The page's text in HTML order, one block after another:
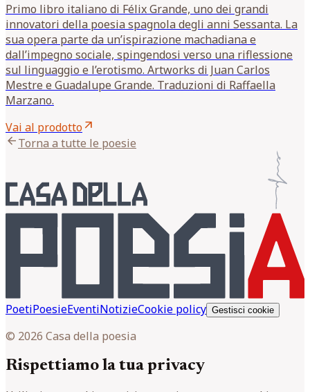
Primo libro italiano di Félix Grande, uno dei grandi
innovatori della poesia spagnola degli anni Sessanta. La
sua opera parte da un’ispirazione machadiana e
dall’impegno sociale, spingendosi verso una riflessione
sul linguaggio e l’erotismo. Artworks di Juan Carlos
Mestre e Guadalupe Grande. Traduzioni di Raffaella
Marzano.
Vai al prodottoarrow_outward
arrow_backTorna a tutte le poesie
PoetiPoesieEventiNotizieCookie policy Gestisci cookie
© 2026 Casa della poesia
Rispettiamo la tua privacy